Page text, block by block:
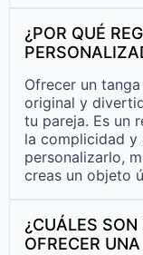
¿POR QUÉ
Ofrecer un
original y
tu pareja. Es un
la complicidad y
personalizarlo,
creas un objeto
¿CUÁLES
OFRECER